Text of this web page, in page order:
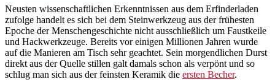
Neusten wissenschaftlichen Erkenntnissen aus dem Erfinderladen
zufolge handelt es sich bei dem Steinwerkzeug aus der frühesten
Epoche der Menschengeschichte nicht ausschließlich um Faustkeile
und Hackwerkzeuge. Bereits vor einigen Millionen Jahren wurde
auf die Manieren am Tisch sehr geachtet. Sein morgendlichen Durst
direkt aus der Quelle stillen galt damals schon als verpönt und so
schlug man sich aus der feinsten Keramik die ersten Becher.